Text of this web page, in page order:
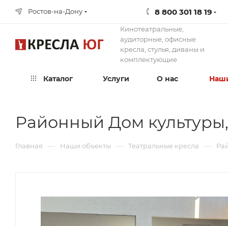
Ростов-на-Дону 8 800 301 18 19
Кинотеатральные,
аудиторные, офисные
кресла, стулья, диваны и
комплектующие
Каталог Услуги О нас
Районный Дом культуры,
Главная — Наши объекты — Театральные кресла —